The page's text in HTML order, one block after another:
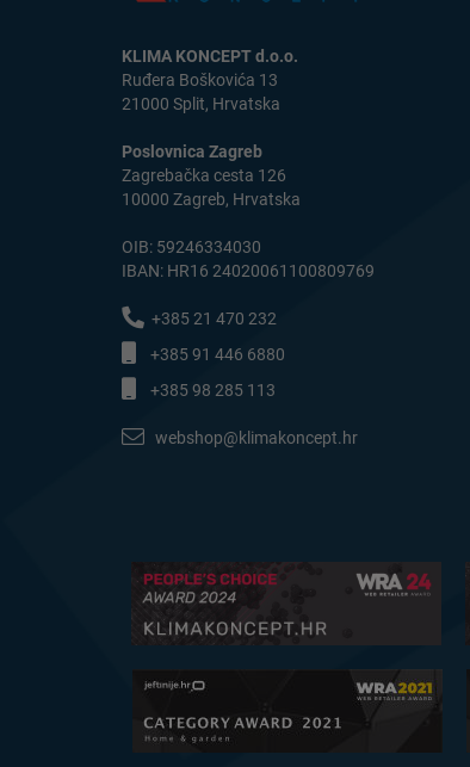
KLIMA KONCEPT d.o.o.
Ruđera Boškovića 13
21000 Split, Hrvatska
Poslovnica Zagreb
Zagrebačka cesta 126
10000 Zagreb, Hrvatska
OIB: 59246334030
IBAN: HR16 24020061100809769
+385 21 470 232
+385 91 446 6880
+385 98 285 113
webshop@klimakoncept.hr